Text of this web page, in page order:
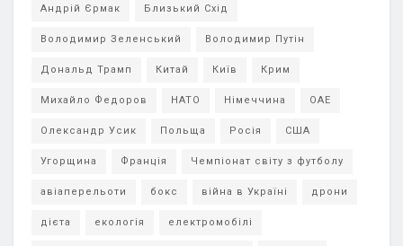
Андрій Єрмак Близький Схід
Володимир Зеленський Володимир Путін
Дональд Трамп Китай Київ Крим
Михайло Федоров НАТО Німеччина ОАЕ
Олександр Усик Польща Росія США
Угорщина Франція Чемпіонат світу з футболу
авіаперельоти бокс війна в Україні дрони
дієта екологія електромобілі